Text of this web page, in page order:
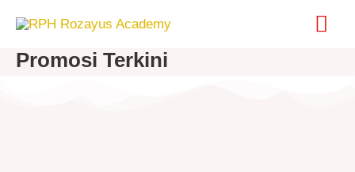
content
Promosi Terkini